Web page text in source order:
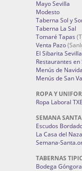
Mayo Sevilla
Modesto
Taberna Sol y
Taberna La Sal
Tomaré Tapas
Venta Pazo
El Sibarita
Restaurantes en
Menús de
Menús de San
ROPA Y
Ropa Laboral
SEMANA SANTA
Escudos
La Casa del
Semana-
TABERNAS
Bodega Góngora